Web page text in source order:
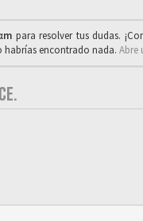
para resolver tus dudas.
habrías encontrado nada. Abre